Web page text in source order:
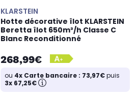
KLARSTEIN
Hotte décorative îlot KLARSTEIN
Beretta îlot 650m³/h Classe C
Blanc Reconditionné
268,99€
ou 4x Carte bancaire : 73,97€puis
3x 67,25€